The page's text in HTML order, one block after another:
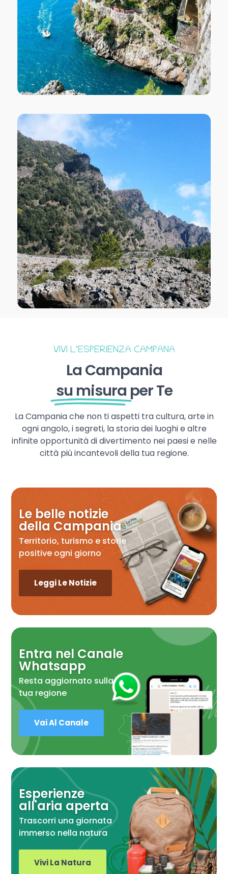
VIVI L’ESPERIENZA CAMPANA
La Campania
su misura per Te
La Campania che non ti aspetti tra cultura, arte in
ogni angolo, i segreti, la storia dei luoghi e altre
infinite opportunità di divertimento nei paesi e nelle
città più incantevoli della tua regione.
Le belle notizie
della Campania
Territorio, turismo e storie
positive ogni giorno
Leggi Le Notizie
Entra nel Canale
Whatsapp
Resta aggiornato sulla
tua regione
Vai Al Canale
Esperienze
all'aria aperta
Trascorri una giornata
immerso nella natura
Vivi La Natura